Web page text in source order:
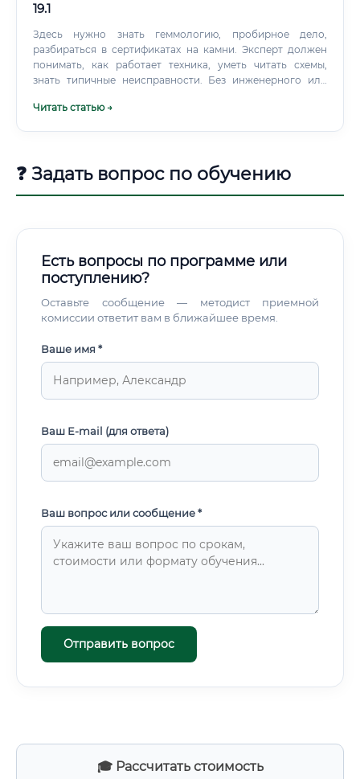
🎓 Рассчитать стоимость
19.1
Здесь нужно знать геммологию, пробирное дело,
разбираться в сертификатах на камни. Эксперт должен
понимать, как работает техника, уметь читать схемы,
знать типичные неисправности. Без инженерного или
Читать статью →
❓ Задать вопрос по обучению
Есть вопросы по программе или
поступлению?
Оставьте сообщение — методист приемной
комиссии ответит вам в ближайшее время.
Ваше имя *
Ваш E-mail (для ответа)
Ваш вопрос или сообщение *
Отправить вопрос